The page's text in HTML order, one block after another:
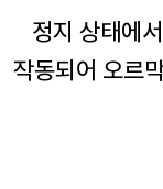
정지 상태에
작동되어 오르